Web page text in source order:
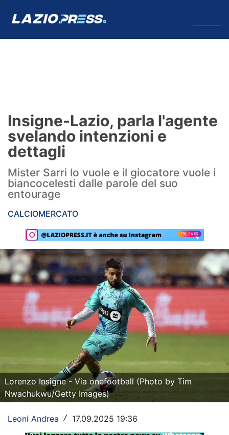
Formello
Infortuni
Primavera
Calciomercato
Lazio Women
Rassegna Lazio
Social
Calcio
Serie A
Champions League
Europa League
Altri Sport
Formula 1
Tennis
Insigne-Lazio, parla l'agente
svelando intenzioni e
dettagli
Mister Sarri lo vuole e il giocatore vuole i
biancocelesti dalle parole del suo
entourage
CALCIOMERCATO
Lorenzo Insigne - Via onefootball (Photo by Tim
Nwachukwu/Getty Images)
Leoni Andrea / 17.09.2025 19:36